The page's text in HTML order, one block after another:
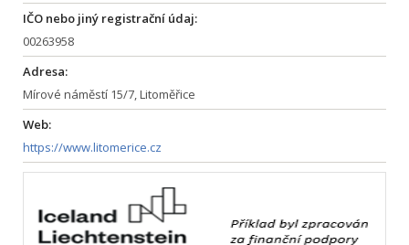
IČO nebo jiný registrační údaj:
00263958
Adresa:
Mírové náměstí 15/7, Litoměřice
Web:
https://www.litomerice.cz